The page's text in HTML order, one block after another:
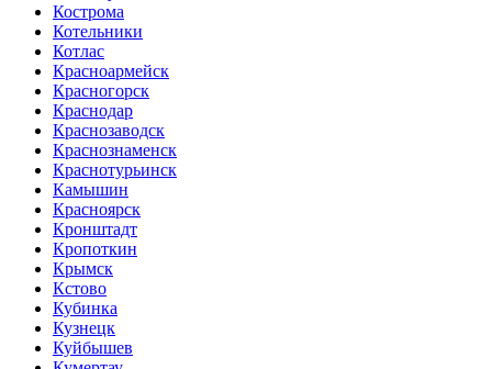
Кострома
Котельники
Котлас
Красноармейск
Красногорск
Краснодар
Краснозаводск
Краснознаменск
Краснотурьинск
Камышин
Красноярск
Кронштадт
Кропоткин
Крымск
Кстово
Кубинка
Кузнецк
Куйбышев